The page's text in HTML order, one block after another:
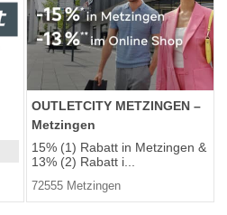
OUTLETCITY METZINGEN –
Metzingen
15% (1) Rabatt in Metzingen &
13% (2) Rabatt i...
72555 Metzingen